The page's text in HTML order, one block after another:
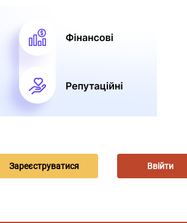
Зареєструватися Ввійти